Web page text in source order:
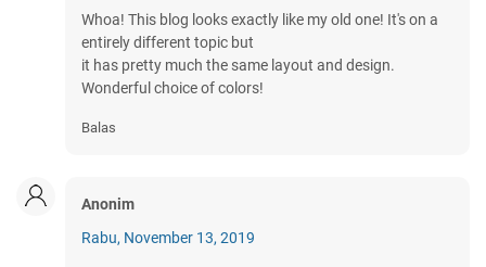
Whoa! This blog looks exactly like my old one! It's on a
entirely different topic but
it has pretty much the same layout and design.
Wonderful choice of colors!
Balas
Anonim
Rabu, November 13, 2019